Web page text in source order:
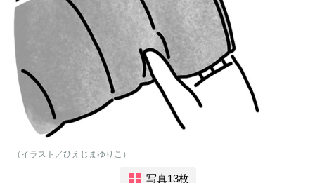
（イラスト／ひえじまゆりこ）
写真13枚